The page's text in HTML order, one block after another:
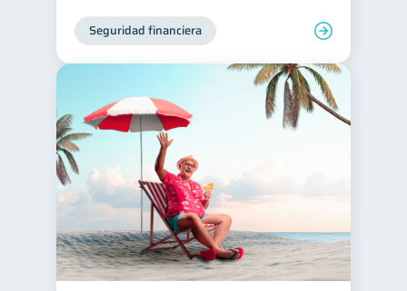
Seguridad financiera